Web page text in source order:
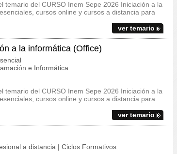
temario del CURSO Inem Sepe 2026 Iniciación a la
cursos online y cursos a distancia para
ver temario
a la informática (Office)
e Informática
temario del CURSO Inem Sepe 2026 Iniciación a la
cursos online y cursos a distancia para
ver temario
a distancia | Ciclos Formativos